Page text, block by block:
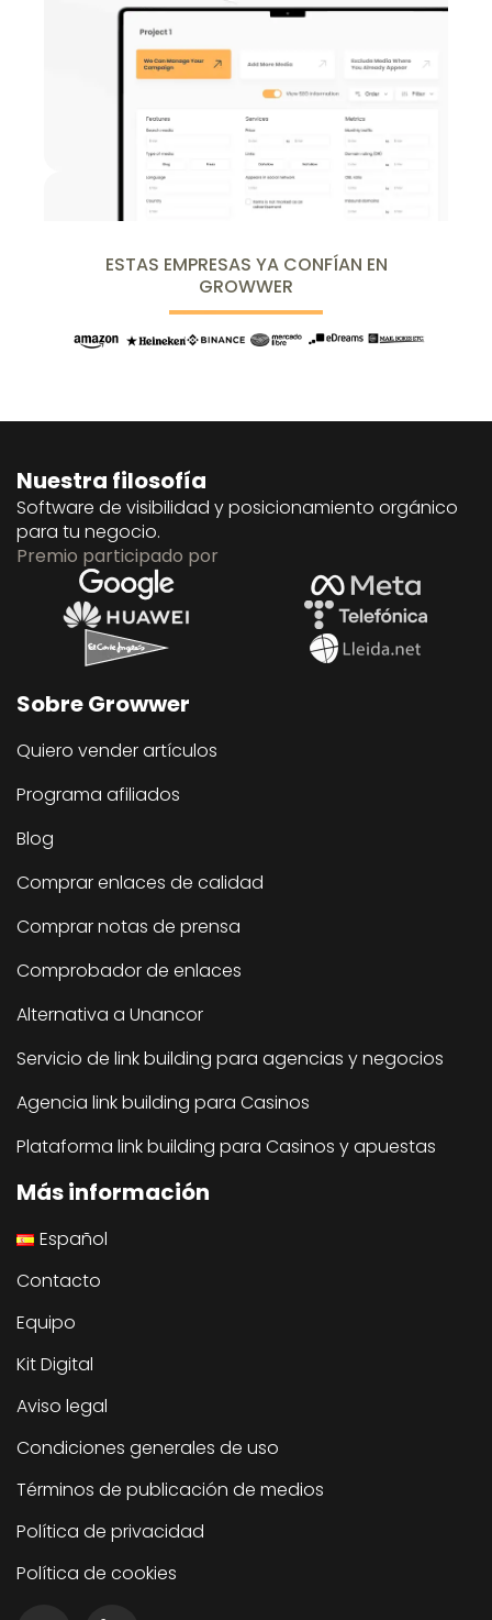
ESTAS EMPRESAS YA CONFÍAN EN
GROWWER
Nuestra filosofía
Software de visibilidad y posicionamiento orgánico
para tu negocio.
Premio participado por
Sobre Growwer
Quiero vender artículos
Programa afiliados
Blog
Comprar enlaces de calidad
Comprar notas de prensa
Comprobador de enlaces
Alternativa a Unancor
Servicio de link building para agencias y negocios
Agencia link building para Casinos
Plataforma link building para Casinos y apuestas
Más información
Español
Contacto
Equipo
Kit Digital
Aviso legal
Condiciones generales de uso
Términos de publicación de medios
Política de privacidad
Política de cookies